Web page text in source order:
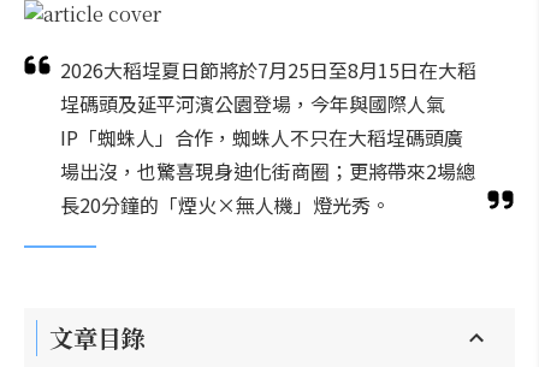
2026大稻埕夏日節將於7月25日至8月15日在大稻
埕碼頭及延平河濱公園登場，今年與國際人氣
IP「蜘蛛人」合作，蜘蛛人不只在大稻埕碼頭廣
場出沒，也驚喜現身迪化街商圈；更將帶來2場總
長20分鐘的「煙火×無人機」燈光秀。
文章目錄